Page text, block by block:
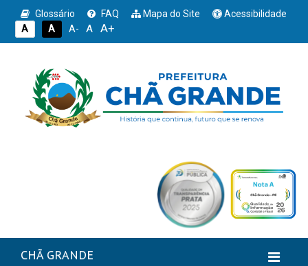
Glossário FAQ Mapa do Site
Acessibilidade
A
A A- A A+
CHÃ GRANDE